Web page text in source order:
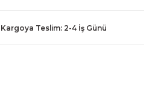
Teslim: 2-4 İş Günü